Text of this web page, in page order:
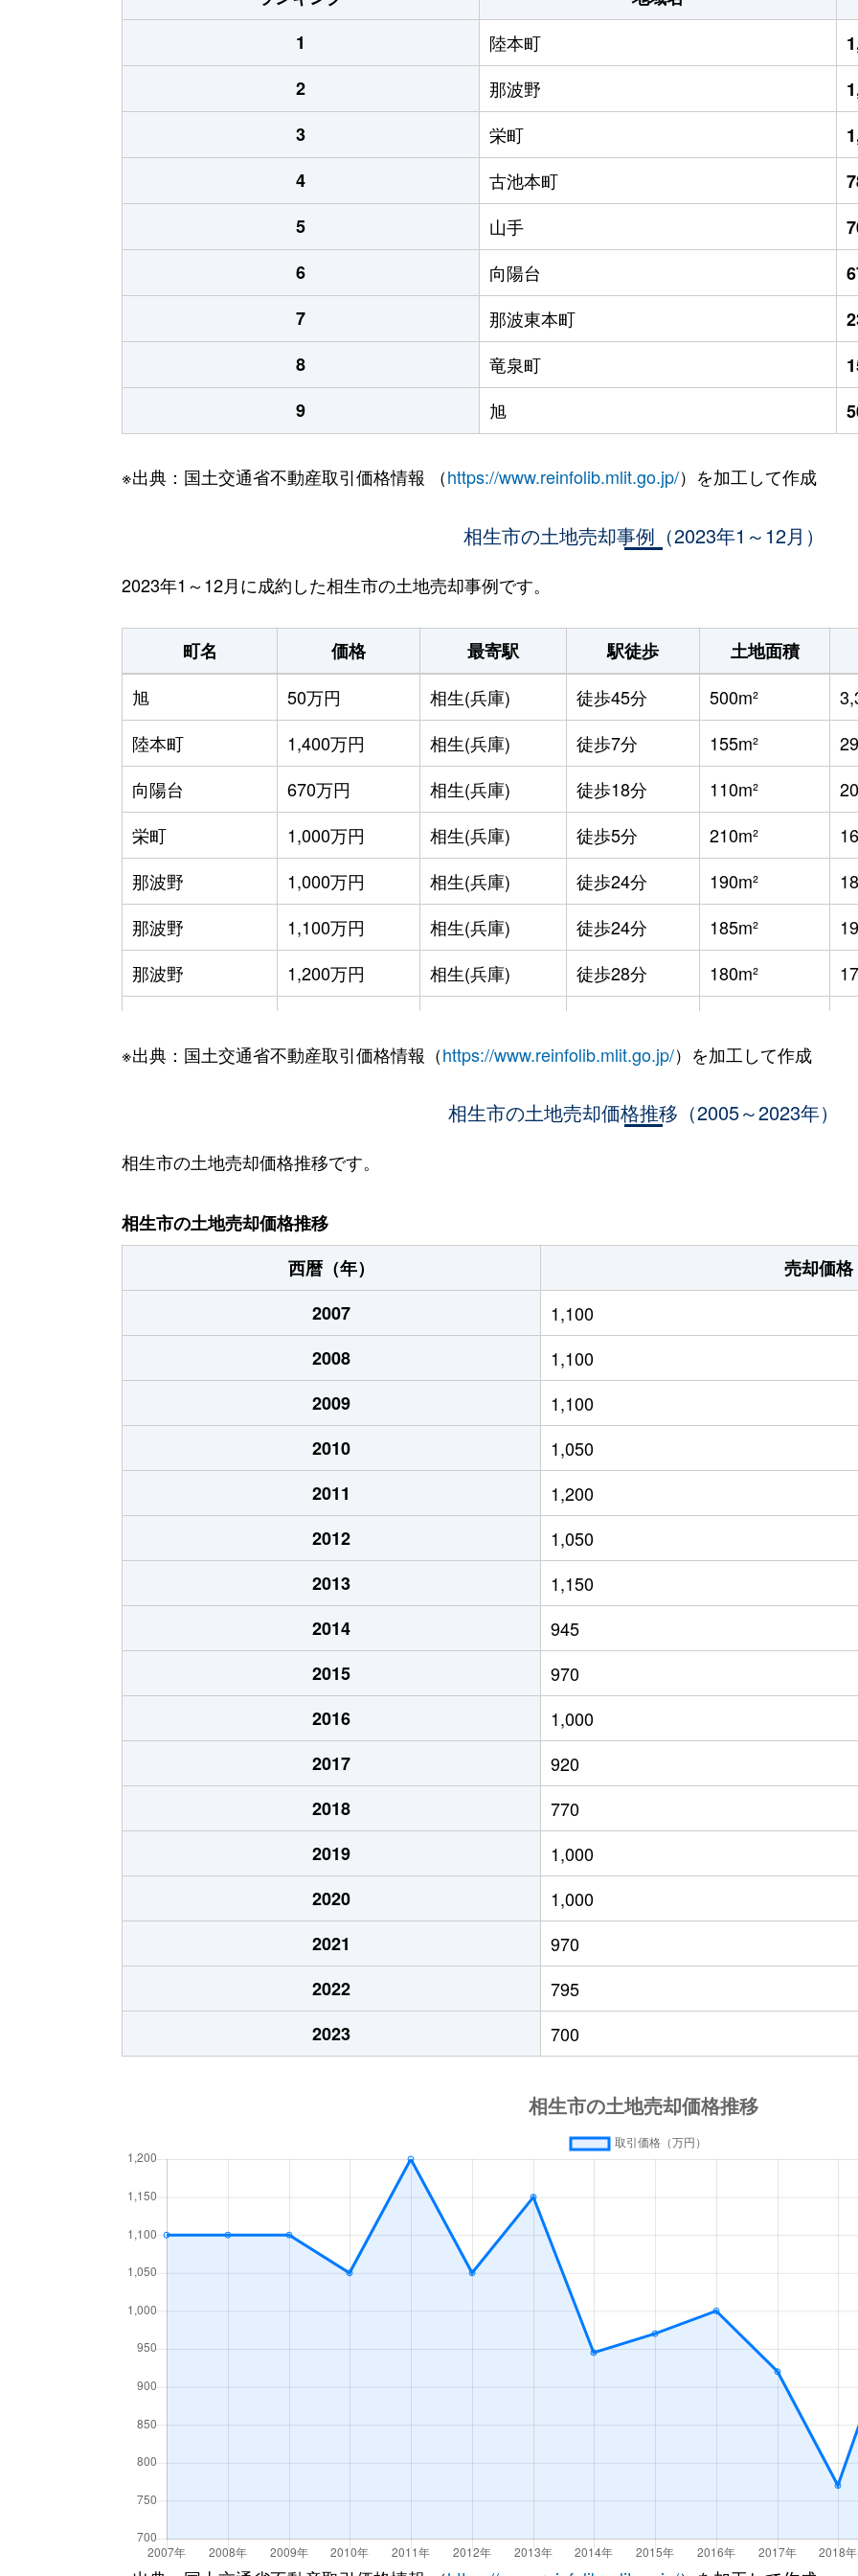
1
陸本町
2
那波野
3
栄町
4
古池本町
5
山手
6
向陽台
7
那波東本町
8
竜泉町
9
旭
※出典：国土交通省不動産取引価格情報 （https://www.reinfolib.mlit.go.jp/）を加工して作成
相生市の土地売却事例（2023年1～12月）
2023年1～12月に成約した相生市の土地売却事例です。
町名 価格 最寄駅 駅徒歩 土地面積
旭
50万円 相生(兵庫) 徒歩45分 500m²
陸本町
1,400万円 相生(兵庫) 徒歩7分 155m²
向陽台
670万円 相生(兵庫) 徒歩18分 110m²
栄町
1,000万円 相生(兵庫) 徒歩5分 210m²
那波野
1,000万円 相生(兵庫) 徒歩24分 190m²
那波野
1,100万円 相生(兵庫) 徒歩24分 185m²
那波野
1,200万円 相生(兵庫) 徒歩28分 180m²
那波東本町
450万円 相生(兵庫) 徒歩10分 1000m²
相生(兵庫) 徒歩10分 105m²
古池本町
780万円
山手
100万円 相生(兵庫) 徒歩12分 185m² 1
山手
700万円 相生(兵庫) 徒歩7分 160m²
竜泉町
150万円 相生(兵庫) 徒歩20分 90m² 5
※出典：国土交通省不動産取引価格情報（https://www.reinfolib.mlit.go.jp/）を加工して作成
相生市の土地売却価格推移（2005～2023年）
相生市の土地売却価格推移です。
相生市の土地売却価格推移
西暦（年）
売却価格
2007
1,100
2008
1,100
2009
1,100
2010
1,050
2011
1,200
2012
1,050
2013
1,150
2014
945
2015
970
2016
1,000
2017
920
2018
770
2019
1,000
2020
1,000
2021
970
2022
795
2023
700